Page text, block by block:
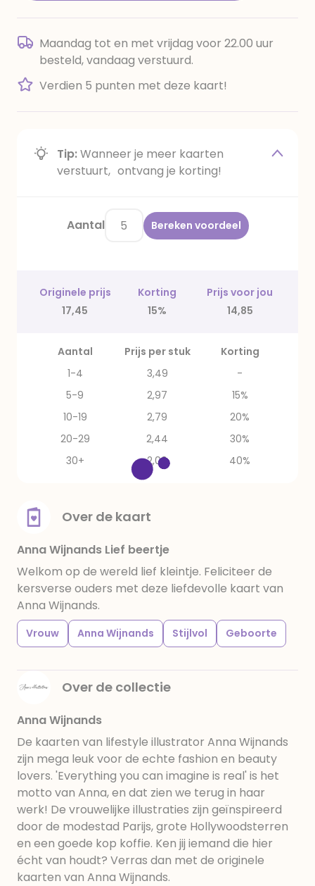
Maandag tot en met vrijdag voor 22.00 uur
besteld, vandaag verstuurd.
Verdien 5 punten met deze kaart!
Tip:Wanneer je meer kaarten
verstuurt, ontvang je korting!
Aantal Bereken voordeel
Originele prijs Korting
Prijs voor jou
17,45
15% 14,85
Aantal Prijs per stuk
Korting
1-4
3,49
-
5-9
2,97
15%
10-19
2,79
20%
20-29
2,44
30%
30+
2,09 40%
Over de kaart
Anna Wijnands Lief beertje
Welkom op de wereld lief kleintje. Feliciteer de
kersverse ouders met deze liefdevolle kaart van
Anna Wijnands.
Vrouw Anna Wijnands Stijlvol Geboorte
Over de collectie
Anna Wijnands
De kaarten van lifestyle illustrator Anna Wijnands
zijn mega leuk voor de echte fashion en beauty
lovers. 'Everything you can imagine is real' is het
motto van Anna, en dat zien we terug in haar
werk! De vrouwelijke illustraties zijn geïnspireerd
door de modestad Parijs, grote Hollywoodsterren
en een goede kop koffie. Ken jij iemand die hier
écht van houdt? Verras dan met de originele
kaarten van Anna Wijnands.